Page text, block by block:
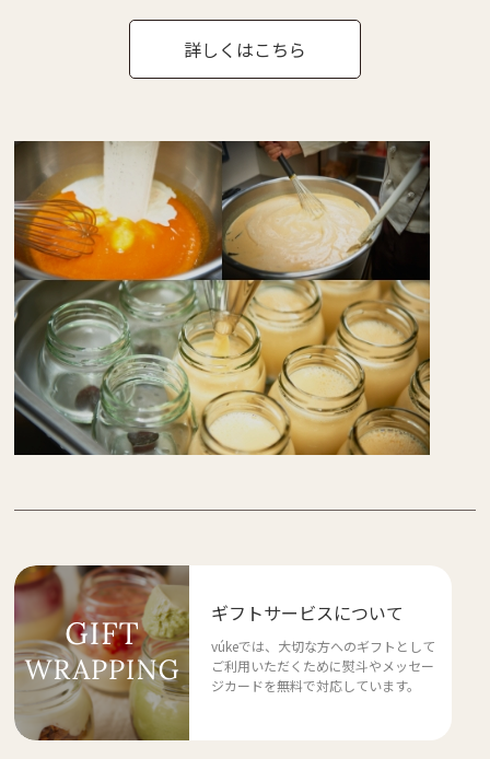
詳しくはこちら
ギフトサービスについて
vúkeでは、大切な方へのギフトとして
ご利用いただくために熨斗やメッセー
ジカードを無料で対応しています。